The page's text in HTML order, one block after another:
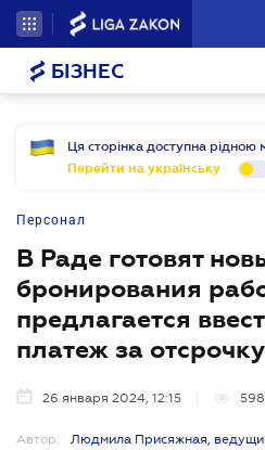
БІЗНЕС
Ця сторінка доступна рідною
Перейти на українську
Персонал
В Раде готовят
бронирования
предлагается
платеж за отсрочку
26 января 2024, 12:15
Автор:
Людмила Присяжная,